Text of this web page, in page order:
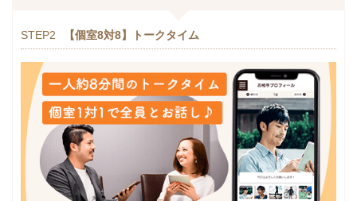
STEP2 【個室8対8】トークタイム